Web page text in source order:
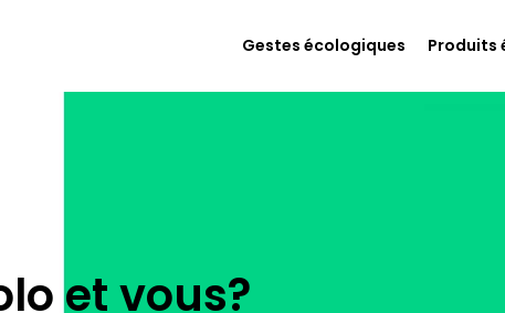
Gestes écologiques Produits
et vous?